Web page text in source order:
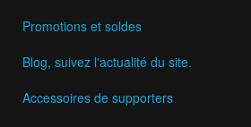
Promotions et soldes
Blog, suivez l'actualité du site.
Accessoires de supporters